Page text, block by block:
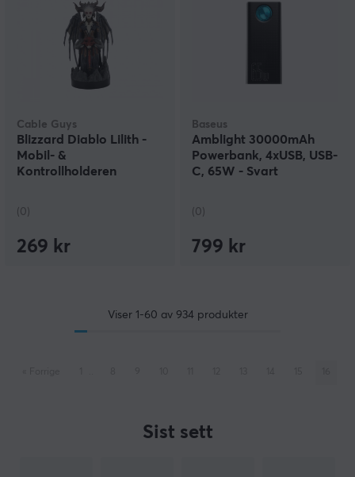
Cable Guys
Blizzard Diablo Lilith -
Mobil- &
Kontrollholderen
(0)
269 kr
Baseus
Amblight 30000mAh
Powerbank, 4xUSB, USB-
C, 65W - Svart
(0)
799 kr
Viser 1-60 av 934produkter
Sist sett